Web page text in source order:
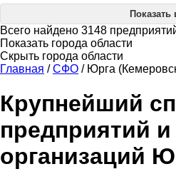
Показать
Всего найдено 3148
Показать города области
Скрыть города области
Главная / СФО / Юрга
Крупнейший
предприятий и
организаций